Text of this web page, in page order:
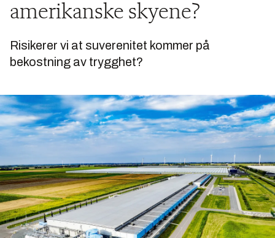
amerikanske skyene?
Risikerer vi at suverenitet kommer på
bekostning av trygghet?